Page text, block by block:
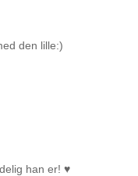
den lille:)
han er! ♥